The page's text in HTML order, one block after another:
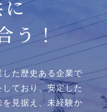
に
う！
た歴史ある企業で
ており、安定した
見据え、未経験か